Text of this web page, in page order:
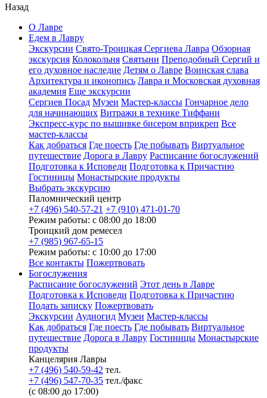
Назад
О Лавре
Едем в Лавру
Экскурсии Свято-Троицкая Сергиева Лавра Обзорная
экскурсия Колокольня Святыни Преподобный Сергий и
его духовное наследие Детям о Лавре Воинская слава
Архитектура и иконопись Лавра и Московская духовная
академия Еще экскурсии
Сергиев Посад Музеи Мастер-классы Гончарное дело
для начинающих Витражи в технике Тиффани
Экспресс-курс по вышивке бисером вприкреп Все
мастер-классы
Как добраться Где поесть Где побывать Виртуальное
путешествие Дорога в Лавру Расписание богослужений
Подготовка к Исповеди Подготовка к Причастию
Гостиницы Монастырские продукты
Выбрать экскурсию
Паломнический центр
+7 (496) 540-57-21 +7 (910) 471-01-70
Режим работы: с 08:00 до 18:00
Троицкий дом ремесел
+7 (985) 967-65-15
Режим работы: с 10:00 до 17:00
Все контакты Пожертвовать
Богослужения
Расписание богослужений Этот день в Лавре
Подготовка к Исповеди Подготовка к Причастию
Подать записку Пожертвовать
Экскурсии Аудиогид Музеи Мастер-классы
Как добраться Где поесть Где побывать Виртуальное
путешествие Дорога в Лавру Гостиницы Монастырские
продукты
Канцелярия Лавры
+7 (496) 540-59-42 тел.
+7 (496) 547-70-35 тел./факс
(с 08:00 до 17:00)